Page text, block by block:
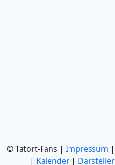
© Tatort-Fans | Impressum |
| Kalender | Darsteller